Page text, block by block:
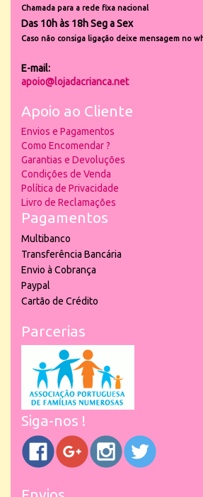
Chamada para a rede fixa nacional
Das 10h às 18h Seg a Sex
Caso não consiga ligação deixe mensagem no
E-mail:
apoio@lojadacrianca.net
Apoio ao Cliente
Envios e Pagamentos
Como Encomendar ?
Garantias e Devoluções
Condições de Venda
Política de Privacidade
Livro de Reclamações
Pagamentos
Multibanco
Transferência Bancária
Envio à Cobrança
Paypal
Cartão de Crédito
Parcerias
Siga-nos !